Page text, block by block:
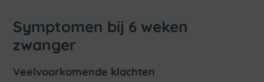
Symptomen bij 6 weken
zwanger
Veelvoorkomende klachten